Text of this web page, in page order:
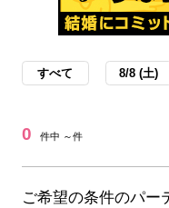
すべて 8/8 (土)
0 件中 ～件
ご希望の条件のパー